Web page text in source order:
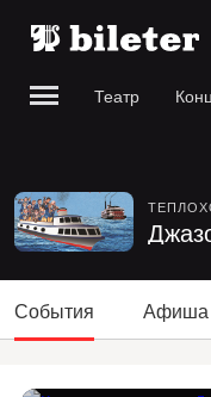
Театр
События Афиша